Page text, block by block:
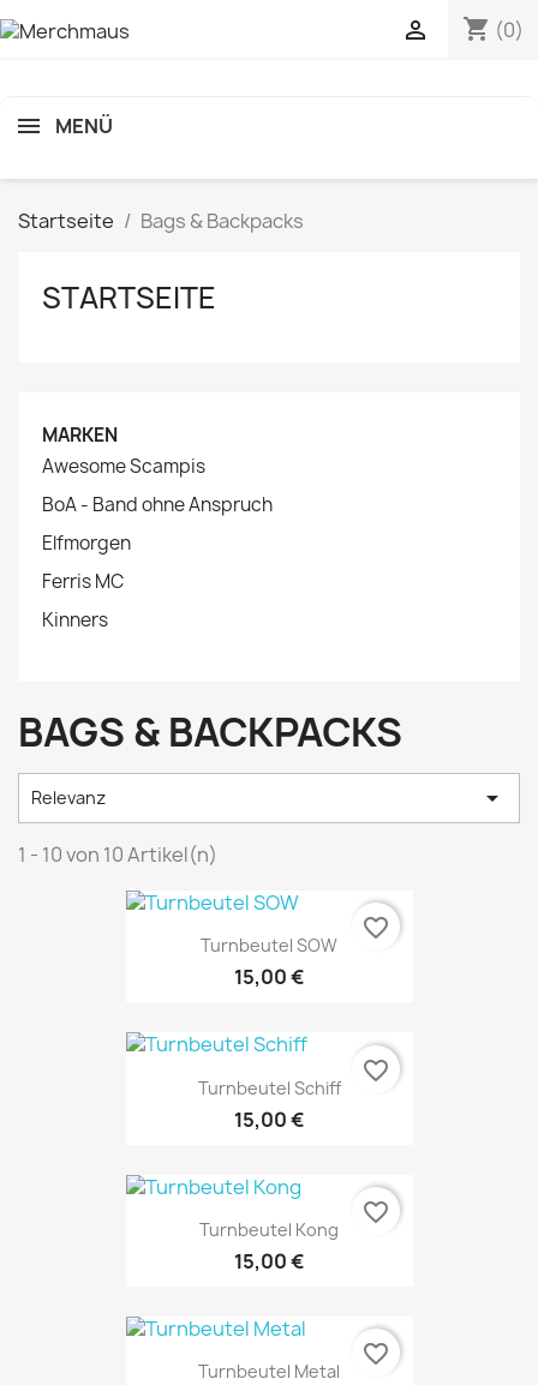
shopping_cart (0)

MENÜ
Startseite Bags & Backpacks
STARTSEITE
MARKEN
Awesome Scampis
BoA - Band ohne Anspruch
Elfmorgen
Ferris MC
Kinners
BAGS & BACKPACKS
Relevanz 
1 - 10 von 10 Artikel(n)
Turnbeutel SOW
15,00 €
favorite_border
Turnbeutel Schiff
15,00 €
favorite_border
Turnbeutel Kong
15,00 €
favorite_border
Turnbeutel Metal
favorite_border